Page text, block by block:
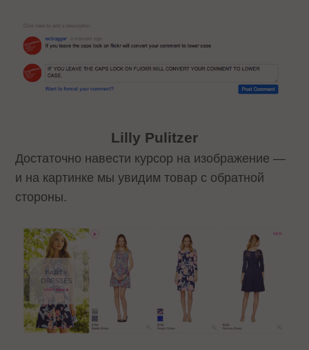
Lilly Pulitzer
Достаточно навести курсор на изображение —
и на картинке мы увидим товар с обратной
стороны.